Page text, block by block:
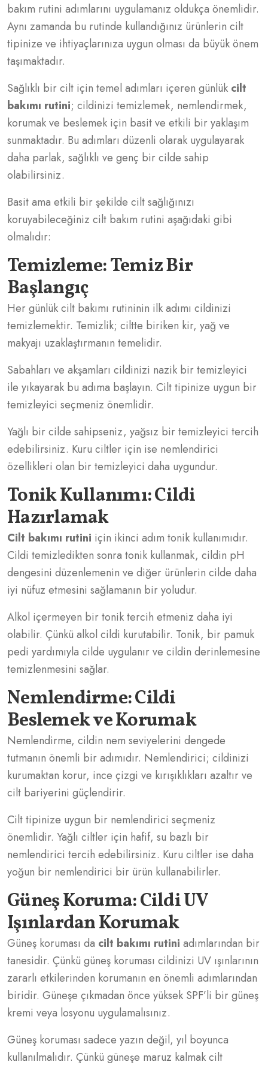
bakım rutini adımlarını uygulamanız oldukça önemlidir.
Aynı zamanda bu rutinde kullandığınız ürünlerin cilt
tipinize ve ihtiyaçlarınıza uygun olması da büyük önem
taşımaktadır.
Sağlıklı bir cilt için temel adımları içeren günlük cilt
bakımı rutini; cildinizi temizlemek, nemlendirmek,
korumak ve beslemek için basit ve etkili bir yaklaşım
sunmaktadır. Bu adımları düzenli olarak uygulayarak
daha parlak, sağlıklı ve genç bir cilde sahip
olabilirsiniz.
Basit ama etkili bir şekilde cilt sağlığınızı
koruyabileceğiniz cilt bakım rutini aşağıdaki gibi
olmalıdır:
Temizleme: Temiz Bir
Başlangıç
Her günlük cilt bakımı rutininin ilk adımı cildinizi
temizlemektir. Temizlik; ciltte biriken kir, yağ ve
makyajı uzaklaştırmanın temelidir.
Sabahları ve akşamları cildinizi nazik bir temizleyici
ile yıkayarak bu adıma başlayın. Cilt tipinize uygun bir
temizleyici seçmeniz önemlidir.
Yağlı bir cilde sahipseniz, yağsız bir temizleyici tercih
edebilirsiniz. Kuru ciltler için ise nemlendirici
özellikleri olan bir temizleyici daha uygundur.
Tonik Kullanımı: Cildi
Hazırlamak
Cilt bakımı rutini için ikinci adım tonik kullanımıdır.
Cildi temizledikten sonra tonik kullanmak, cildin pH
dengesini düzenlemenin ve diğer ürünlerin cilde daha
iyi nüfuz etmesini sağlamanın bir yoludur.
Alkol içermeyen bir tonik tercih etmeniz daha iyi
olabilir. Çünkü alkol cildi kurutabilir. Tonik, bir pamuk
pedi yardımıyla cilde uygulanır ve cildin derinlemesine
temizlenmesini sağlar.
Nemlendirme: Cildi
Beslemek ve Korumak
Nemlendirme, cildin nem seviyelerini dengede
tutmanın önemli bir adımıdır. Nemlendirici; cildinizi
kurumaktan korur, ince çizgi ve kırışıklıkları azaltır ve
cilt bariyerini güçlendirir.
Cilt tipinize uygun bir nemlendirici seçmeniz
önemlidir. Yağlı ciltler için hafif, su bazlı bir
nemlendirici tercih edebilirsiniz. Kuru ciltler ise daha
yoğun bir nemlendirici bir ürün kullanabilirler.
Güneş Koruma: Cildi UV
Işınlardan Korumak
Güneş koruması da cilt bakımı rutini adımlarından bir
tanesidir. Çünkü güneş koruması cildinizi UV ışınlarının
zararlı etkilerinden korumanın en önemli adımlarından
biridir. Güneşe çıkmadan önce yüksek SPF’li bir güneş
kremi veya losyonu uygulamalısınız.
Güneş koruması sadece yazın değil, yıl boyunca
kullanılmalıdır. Çünkü güneşe maruz kalmak cilt